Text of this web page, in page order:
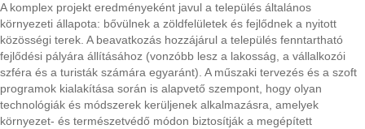
A komplex projekt eredményeként javul a település általános
környezeti állapota: bővülnek a zöldfelületek és fejlődnek a nyitott
közösségi terek. A beavatkozás hozzájárul a település fenntartható
fejlődési pályára állításához (vonzóbb lesz a lakosság, a vállalkozói
szféra és a turisták számára egyaránt). A műszaki tervezés és a szoft
programok kialakítása során is alapvető szempont, hogy olyan
technológiák és módszerek kerüljenek alkalmazásra, amelyek
környezet- és természetvédő módon biztosítják a megépített